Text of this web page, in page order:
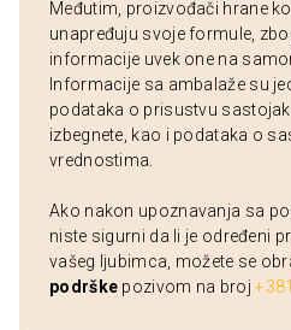
Međutim, proizvođači hrane
unapređuju svoje formule,
informacije uvek one na
Informacije sa ambalaže su
podataka o prisustvu
izbegnete, kao i podataka o
vrednostima.
Ako nakon upoznavanja sa
niste sigurni da li je određeni
vašeg ljubimca, možete se
podrške pozivom na broj